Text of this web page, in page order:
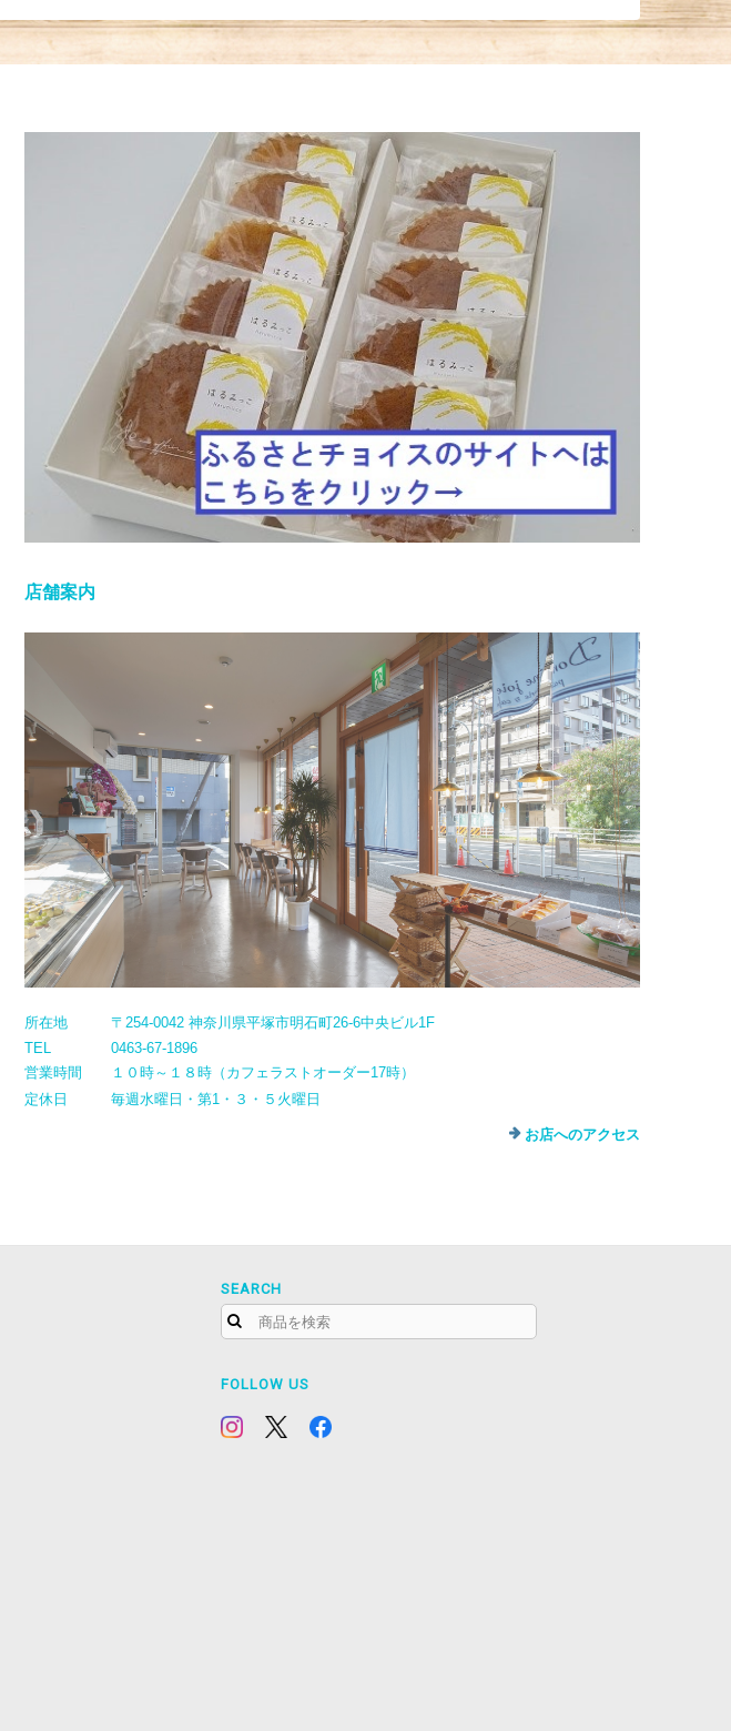
店舗案内
所在地
〒254-0042 神奈川県平塚市明石町26-6中央ビル1F
TEL
0463-67-1896
営業時間
１０時～１８時（カフェラストオーダー17時）
定休日
毎週水曜日・第1・３・５火曜日
お店へのアクセス
SEARCH
FOLLOW US